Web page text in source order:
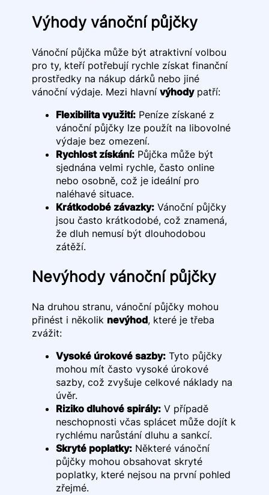
Výhody vánoční půjčky
Vánoční půjčka může být atraktivní volbou
pro ty, kteří potřebují rychle získat finanční
prostředky na nákup dárků nebo jiné
vánoční výdaje. Mezi hlavní výhodypatří:
Flexibilita využití:Peníze získané z
vánoční půjčky lze použít na libovolné
výdaje bez omezení.
Rychlost získání:Půjčka může být
sjednána velmi rychle, často online
nebo osobně, což je ideální pro
naléhavé situace.
Krátkodobé závazky:Vánoční půjčky
jsou často krátkodobé, což znamená,
že dluh nemusí být dlouhodobou
zátěží.
Nevýhody vánoční půjčky
Na druhou stranu, vánoční půjčky mohou
přinést i několik nevýhod, které je třeba
zvážit:
Vysoké úrokové sazby:Tyto půjčky
mohou mít často vysoké úrokové
sazby, což zvyšuje celkové náklady na
úvěr.
Riziko dluhové spirály:V případě
neschopnosti včas splácet může dojít k
rychlému narůstání dluhu a sankcí.
Skryté poplatky:Některé vánoční
půjčky mohou obsahovat skryté
poplatky, které nejsou na první pohled
zřejmé.